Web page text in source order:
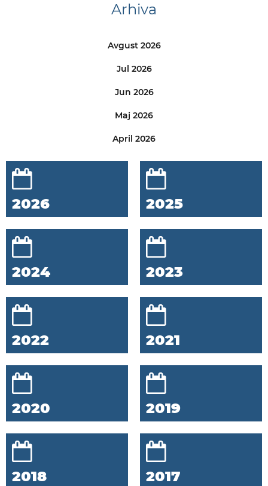
Arhiva
Avgust 2026
Jul 2026
Jun 2026
Maj 2026
April 2026
2026 2025
2024 2023
2022 2021
2020 2019
2018 2017